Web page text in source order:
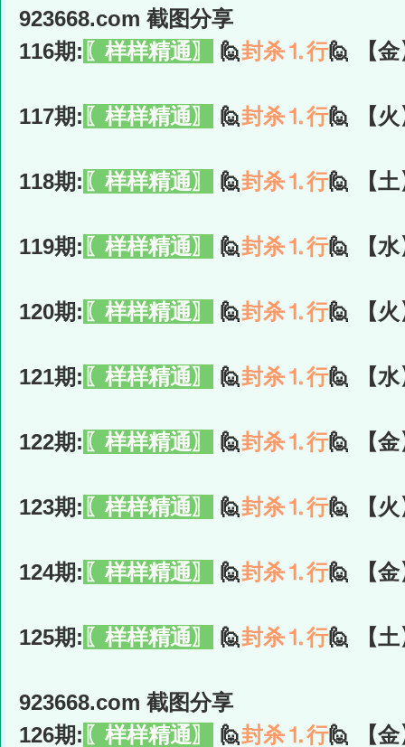
923668.com 截图分享
116期: 〖样样精通〗 🙋封杀⒈行🙋 【
117期: 〖样样精通〗 🙋封杀⒈行🙋 【
118期: 〖样样精通〗 🙋封杀⒈行🙋 【
119期: 〖样样精通〗 🙋封杀⒈行🙋 【
120期: 〖样样精通〗 🙋封杀⒈行🙋 【
121期: 〖样样精通〗 🙋封杀⒈行🙋 【
122期: 〖样样精通〗 🙋封杀⒈行🙋 【
123期: 〖样样精通〗 🙋封杀⒈行🙋 【
124期: 〖样样精通〗 🙋封杀⒈行🙋 【
125期: 〖样样精通〗 🙋封杀⒈行🙋 【
923668.com 截图分享
126期: 〖样样精通〗 🙋封杀⒈行🙋 【